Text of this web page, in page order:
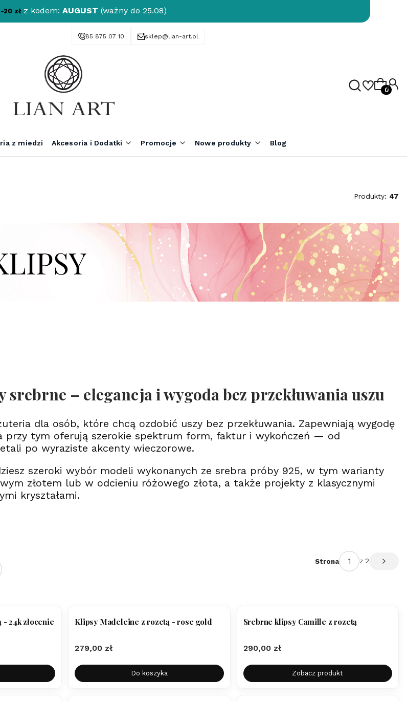
-20 zł z kodem: AUGUST (ważny do 25.08)
85 875 07 10 sklep@lian-art.pl
z miedzi Akcesoria i Dodatki Promocje Nowe produkty Blog
Produkty: 47
srebrne – elegancja i wygoda bez przekłuwania uszu
dla osób, które chcą ozdobić uszy bez przekłuwania. Zapewniają wygodę
przy tym oferują szerokie spektrum form, faktur i wykończeń — od
po wyraziste akcenty wieczorowe.
szeroki wybór modeli wykonanych ze srebra próby 925, w tym warianty
złotem lub w odcieniu różowego złota, a także projekty z klasycznymi
kryształami.
Strona z 2
24k złocenie Klipsy Madeleine z rozetą - rose gold
Cena
279,00 zł
Do koszyka
Srebrne klipsy Camille z rozetą
Cena
290,00 zł
Zobacz produkt